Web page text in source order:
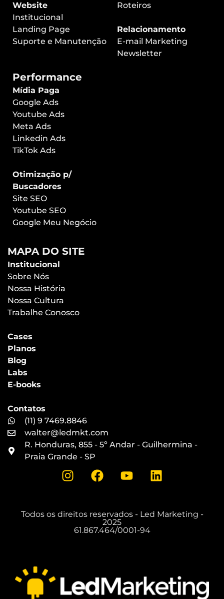
Website
Institucional
Landing Page
Suporte e Manutenção
Roteiros
Relacionamento
E-mail Marketing
Newsletter
Performance
Mídia Paga
Google Ads
Youtube Ads
Meta Ads
Linkedin Ads
TikTok Ads
Otimização p/
Buscadores
Site SEO
Youtube SEO
Google Meu Negócio
MAPA DO SITE
Institucional
Sobre Nós
Nossa História
Nossa Cultura
Trabalhe Conosco
Cases
Planos
Blog
Labs
E-books
Contatos
(11) 9 7469.8846
walter@ledmkt.com
R. Honduras, 855 - 5º Andar - Guilhermina -
Praia Grande - SP
Todos os direitos reservados - Led Marketing -
2025
61.867.464/0001-94